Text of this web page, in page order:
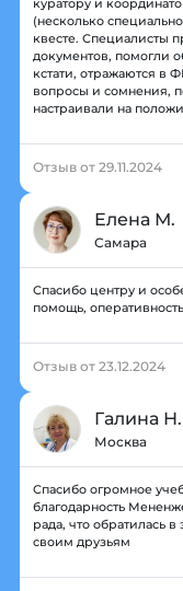
куратору и
(несколько
квесте. Специалисты
документов, помогли
кстати, отражаются
вопросы и сомнения,
настраивали на
Отзыв от 29.11.2024
Елена М.
Самара
Спасибо центру и
помощь,
Отзыв от 23.12.2024
Галина Н.
Москва
Спасибо огромное
благодарность
рада, что обратилась
своим друзьям